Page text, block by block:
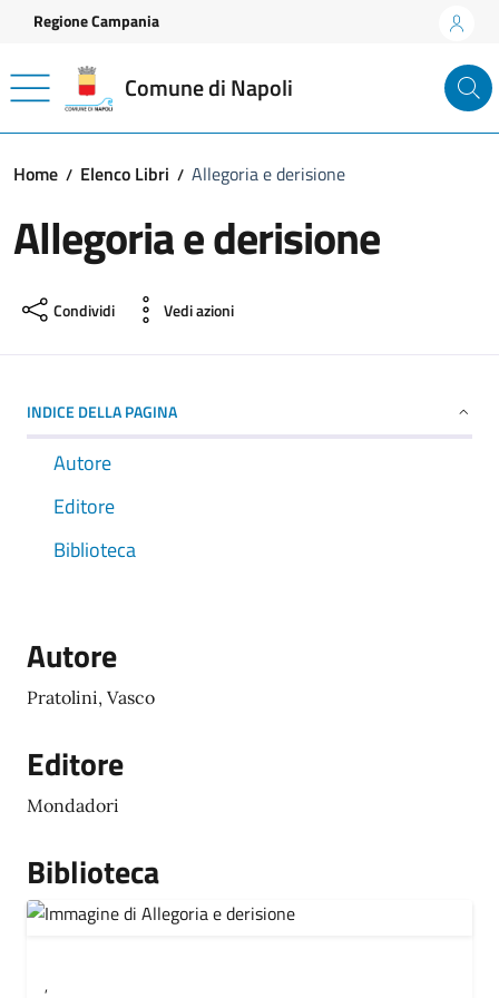
Vai ai contenuti
Vai al footer
Regione Campania
Comune di Napoli
Home Elenco Libri Allegoria e derisione
Allegoria e derisione
Condividi Vedi azioni
INDICE DELLA PAGINA
Autore
Editore
Biblioteca
Autore
Pratolini, Vasco
Editore
Mondadori
Biblioteca
,